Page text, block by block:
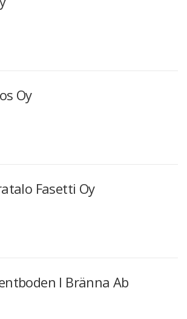
Oy
Fasetti Oy
I Bränna Ab